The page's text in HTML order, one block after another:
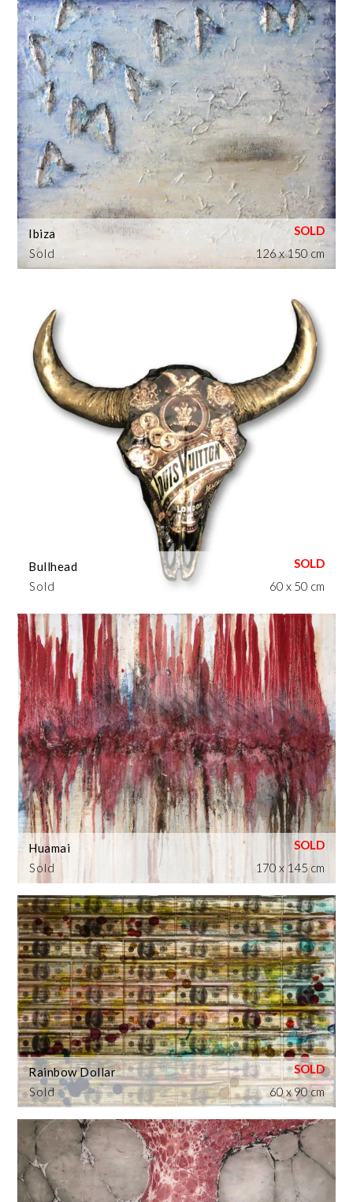
Sold
Ibiza
126 x 150 cm
Sold
Bullhead
60 x 50 cm
Sold
Huamai
170 x 145 cm
Sold
Rainbow Dollar
60 x 90 cm